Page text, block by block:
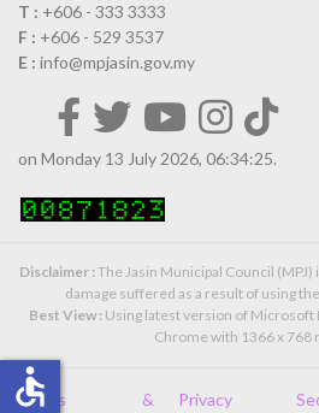
T : +606 - 333 3333
F : +606 - 529 3537
E : info@mpjasin.gov.my
on Monday 13 July 2026, 06:34:25.
Disclaimer : The Jasin Municipal Council
damage suffered as a result of using
Best View : Using latest version of Microsoft
Chrome with 1366 x 768
Terms & Privacy
accessible